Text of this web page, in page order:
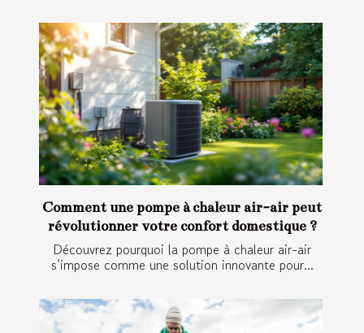
Comment une pompe à chaleur air-air peut
révolutionner votre confort domestique ?
Découvrez pourquoi la pompe à chaleur air-air
s’impose comme une solution innovante pour...